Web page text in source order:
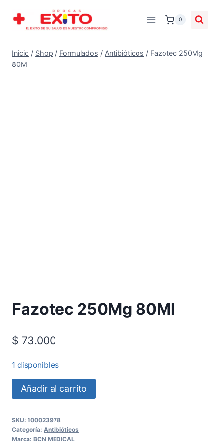
0
Inicio / Shop / Formulados / Antibióticos / Fazotec 250Mg
80Ml
Fazotec 250Mg 80Ml
$ 73.000
1 disponibles
Añadir al carrito
SKU: 100023978
Categoría: Antibióticos
Marca: BCN MEDICAL